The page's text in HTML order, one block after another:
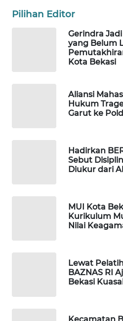
Pilihan Editor
Gerindra
yang Belum
Kota Bekasi
Aliansi
Hukum
Garut ke
Hadirkan
Sebut
Diukur dari
MUI Kota
Kurikulum
Nilai
Lewat
BAZNAS RI
Bekasi
KONSUMEN
LISTRIK
MAWAKA
ID
MKLI